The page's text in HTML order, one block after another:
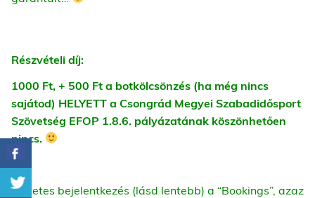
Részvételi díj:
1000 Ft, + 500 Ft a botkölcsönzés (ha még nincs
sajátod) HELYETT a Csongrád Megyei Szabadidősport
Szövetség EFOP 1.8.6. pályázatának köszönhetően
nincs.
Előzetes bejelentkezés (lásd lentebb) a “Bookings”, azaz